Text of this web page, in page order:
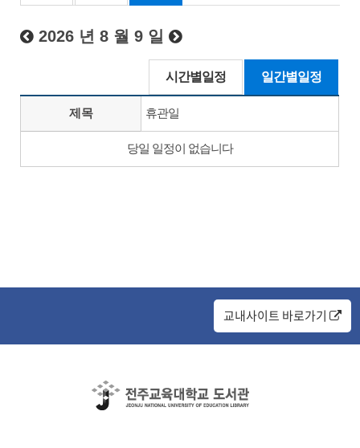
2026 년 8 월 9 일
일간별일정
시간별일정
제목 휴관일
당일 일정이 없습니다
교내사이트 바로가기